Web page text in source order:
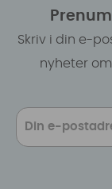
Skriv i din e-
nyheter